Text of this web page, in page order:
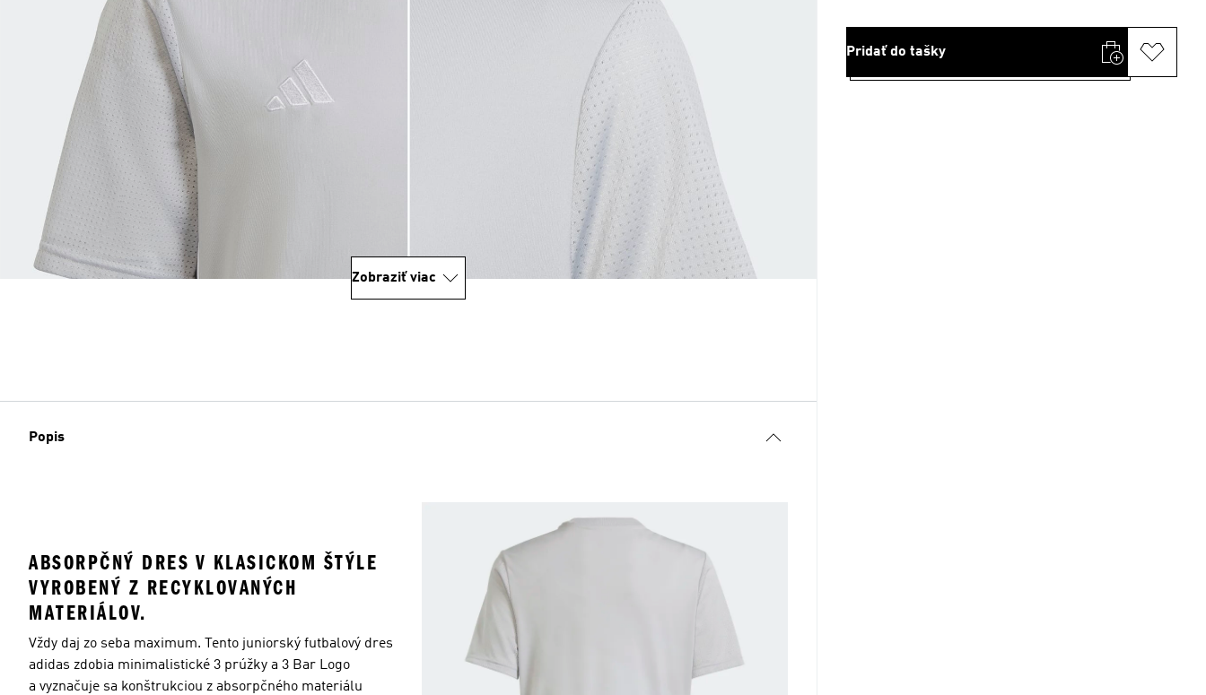
Zobraziť viac
Popis
ABSORPČNÝ DRES V KLASICKOM ŠTÝLE
VYROBENÝ Z RECYKLOVANÝCH
MATERIÁLOV.
Vždy daj zo seba maximum. Tento juniorský futbalový dres
adidas zdobia minimalistické 3 prúžky a 3 Bar Logo
a vyznačuje sa konštrukciou z absorpčného materiálu
Pridať do tašky